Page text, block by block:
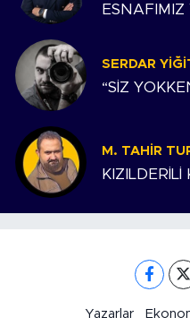
ESNAFIMIZ
SERDAR
“SİZ
M. TAHIR
Yazarlar